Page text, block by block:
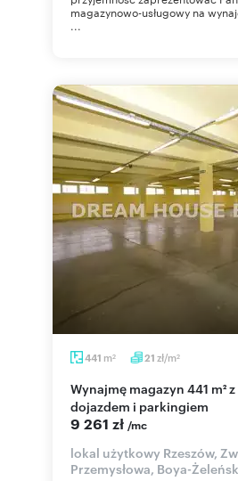
magazynowo-usługowy na
...
441 m2 21 zł/m2
Wynajmę magazyn 441 m² z dobrym
dojazdem i parkingiem
9 261 zł /mc
lokal użytkowy Rzeszów,
Przemysłowa, Boya-